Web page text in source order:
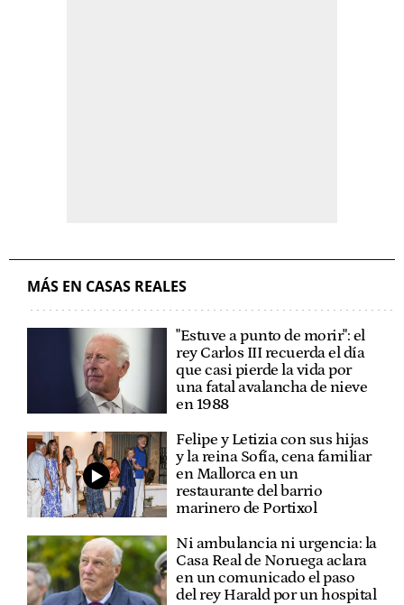
MÁS EN CASAS REALES
"Estuve a punto de morir": el
rey Carlos III recuerda el día
que casi pierde la vida por
una fatal avalancha de nieve
en 1988
Felipe y Letizia con sus hijas
y la reina Sofía, cena familiar
en Mallorca en un
restaurante del barrio
marinero de Portixol
Ni ambulancia ni urgencia: la
Casa Real de Noruega aclara
en un comunicado el paso
del rey Harald por un hospital